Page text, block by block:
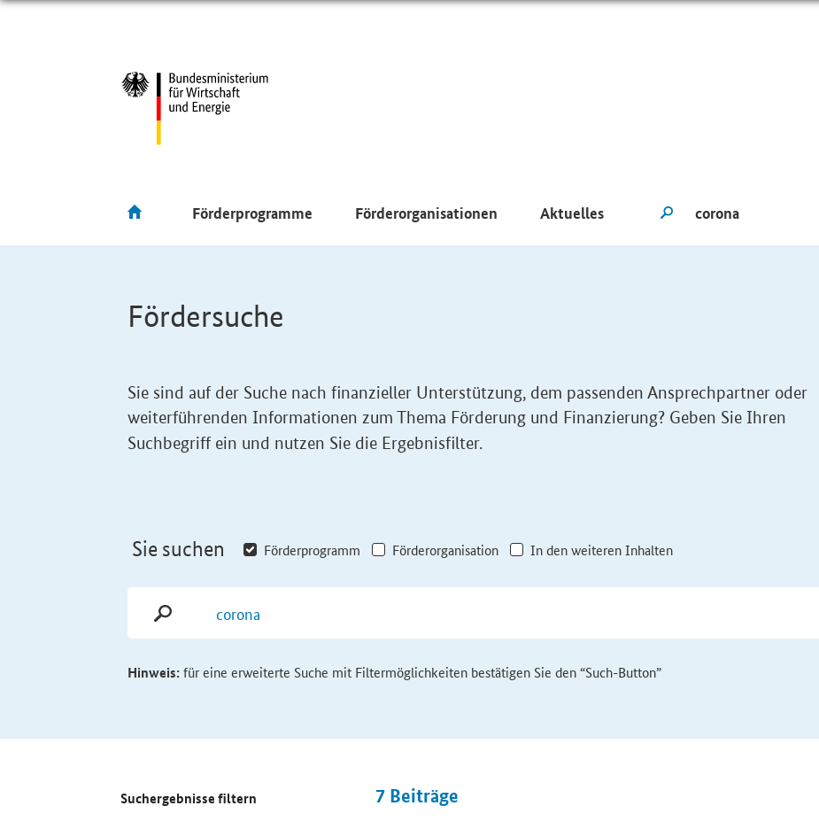
Förderprogramme Förderorganisationen Aktuelles
Fördersuche
Sie sind auf der Suche nach finanzieller Unterstützung, dem passenden Ansprechpartner oder
weiterführenden Informationen zum Thema Förderung und Finanzierung? Geben Sie Ihren
Suchbegriff ein und nutzen Sie die Ergebnisfilter.
Sie suchen Förderprogramm Förderorganisation In den weiteren Inhalten
Hinweis:für eine erweiterte Suche mit Filtermöglichkeiten bestätigen Sie den “Such-Button”
7 Beiträge
Suchergebnisse filtern